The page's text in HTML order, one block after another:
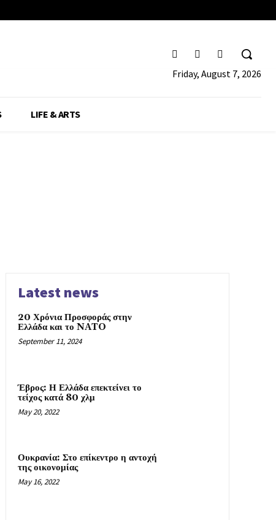
Friday, August 7, 2026
LIFE & ARTS
Latest news
20 Χρόνια Προσφοράς στην
Ελλάδα και το NATO
September 11, 2024
Έβρος: Η Ελλάδα επεκτείνει το
τείχος κατά 80 χλμ
May 20, 2022
Ουκρανία: Στο επίκεντρο η αντοχή
της οικονομίας
May 16, 2022